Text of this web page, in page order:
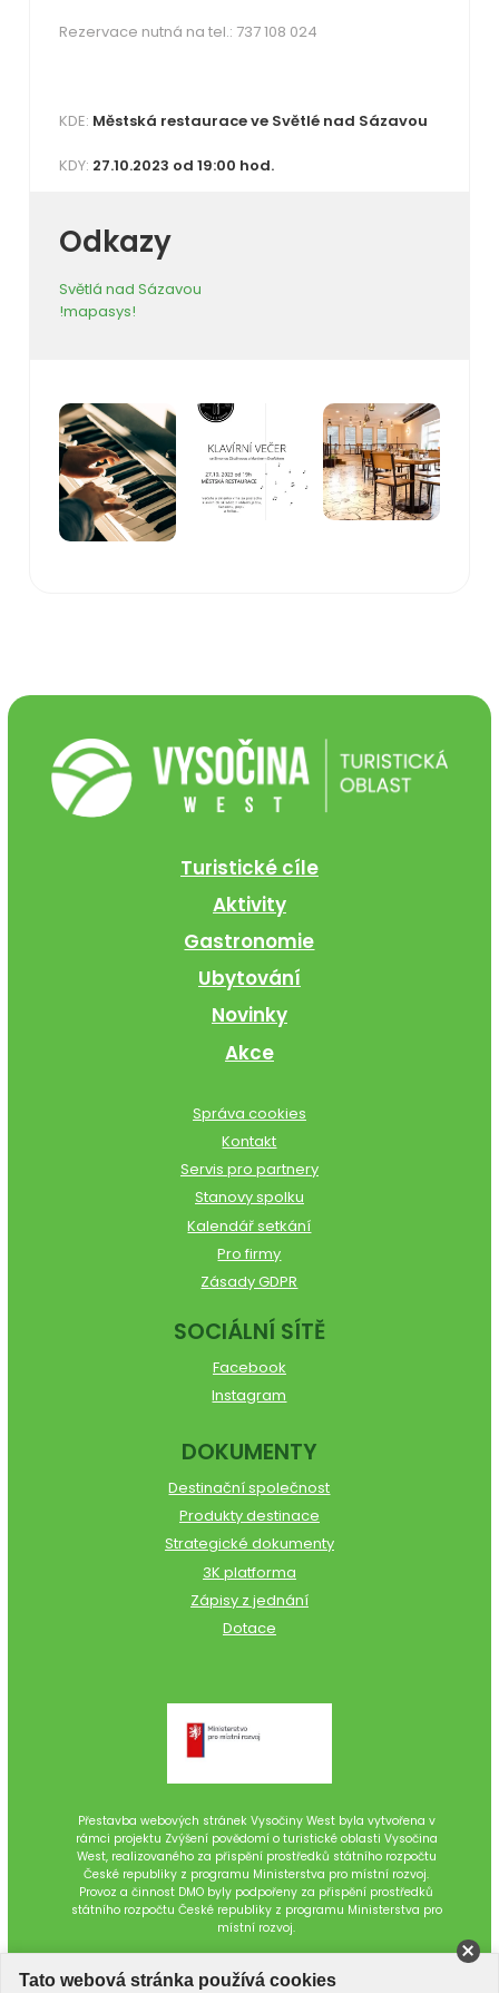
Rezervace nutná na tel.: 737 108 024
KDE: Městská restaurace ve Světlé nad Sázavou
KDY: 27.10.2023 od 19:00 hod.
Odkazy
Světlá nad Sázavou
!mapasys!
Turistické cíle
Aktivity
Gastronomie
Ubytování
Novinky
Akce
Správa cookies
Kontakt
Servis pro partnery
Stanovy spolku
Kalendář setkání
Pro firmy
Zásady GDPR
SOCIÁLNÍ SÍTĚ
Facebook
Instagram
DOKUMENTY
Destinační společnost
Produkty destinace
Strategické dokumenty
3K platforma
Zápisy z jednání
Dotace
Přestavba webových stránek Vysočiny West byla vytvořena v
rámci projektu Zvýšení povědomí o turistické oblasti Vysočina
West, realizovaného za přispění prostředků státního rozpočtu
České republiky z programu Ministerstva pro místní rozvoj.
Provoz a činnost DMO byly podpořeny za přispění prostředků
státního rozpočtu České republiky z programu Ministerstva pro
místní rozvoj.
Tato webová stránka používá cookies